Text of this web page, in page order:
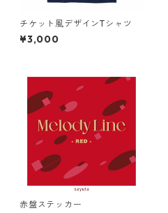
チケット風デザインTシャツ
¥3,000
赤盤ステッカー